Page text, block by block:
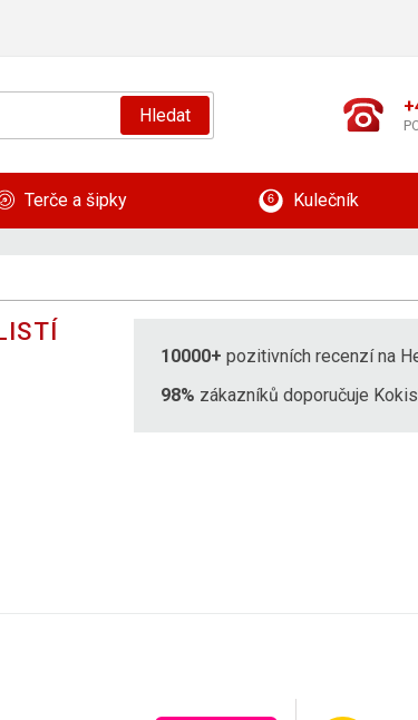
Hledat
Terče a šipky Kulečník
10000+ pozitivních recenzí na
98% zákazníků doporučuje